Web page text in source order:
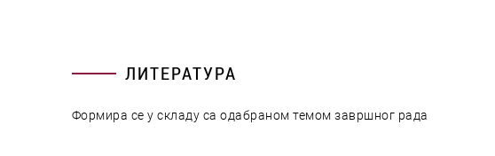
ЛИТЕРАТУРА
Формира се у складу са одабраном темом завршног рада